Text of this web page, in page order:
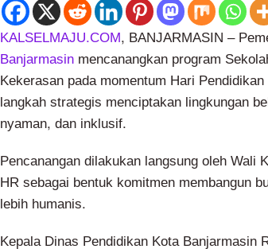
KALSELMAJU.COM, BANJARMASIN –
Banjarmasinmencanangkan program
Kekerasan pada momentum Hari
langkah strategis menciptakan lingkungan
nyaman, dan inklusif.
Pencanangan dilakukan langsung oleh Wali
HR sebagai bentuk komitmen membangun
lebih humanis.
Kepala Dinas Pendidikan Kota Banjarmasin